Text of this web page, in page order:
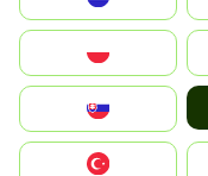
United States